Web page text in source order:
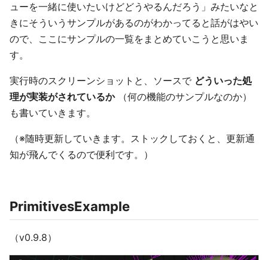
ューを一緒に使いたいけどどうやるんだろう」みたいなと
きにそういうサンプルがあるのがわかってると話がはやい
ので、ここにサンプルの一覧をまとめていこうと思いま
す。
実行時のスクリーンショットと、ソースで どういった処
理が実装がされているか（何の機能のサンプルなのか）
も書いていきます。
（※随時更新していきます。ストックしておくと、更新通
知が飛んでくるので便利です。）
PrimitivesExample
（v0.9.8）